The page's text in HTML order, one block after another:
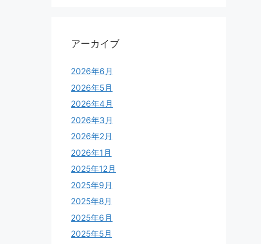
アーカイブ
2026年6月
2026年5月
2026年4月
2026年3月
2026年2月
2026年1月
2025年12月
2025年9月
2025年8月
2025年6月
2025年5月